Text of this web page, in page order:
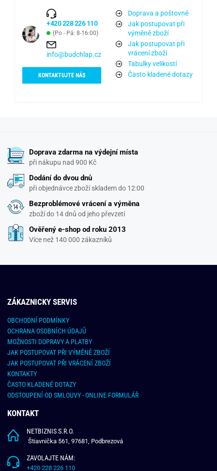
+420 228 226 110
(Po - Pá: 8-16:00)
info@budchlap.cz
KONTAKTUJTE NÁS
Doprava a poštovné
Jak postupovat při
výměně zboží
Jak postupovat při
vrácení zboží
Tabulky velikostí
Často kladené dotazy
Doprava zdarma na výdejní místa
při nákupu nad 900 Kč
Dodání do dvou dnů
při objednávce zboží skladem do 12:00
Bezproblémové vrácení a výměna
zboží do 14 dnů od jeho převzetí
Ověřený e-shop od roku 2013
Více než 140 000 zákazníků
ZÁKAZNICKY SERVIS
OBCHODNÍ PODMÍNKY
OCHRANA OSOBNÍCH ÚDAJŮ
MOŽNOSTI DOPRAVY A PLATBY
JAK POSTUPOVAT PŘI VÝMĚNĚ ZBOŽÍ
JAK POSTUPOVAT PŘI VRÁCENÍ ZBOŽÍ
KONTAKTY
ČASTO KLADENÉ DOTAZY
ODSTOUPENÍ OD SMLOUVY - ONLINE FORMULÁŘ
KONTAKT
NETBIZNIS S.R.O.
Štiavnička 561, 97681, Podbrezová
ZAVOLAJTE NÁM:
+420 228 226 110